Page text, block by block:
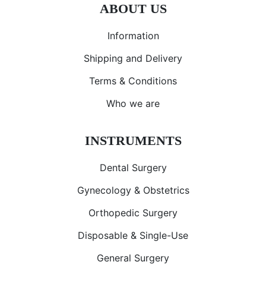
ABOUT US
Information
Shipping and Delivery
Terms & Conditions
Who we are
INSTRUMENTS
Dental Surgery
Gynecology & Obstetrics
Orthopedic Surgery
Disposable & Single-Use
General Surgery